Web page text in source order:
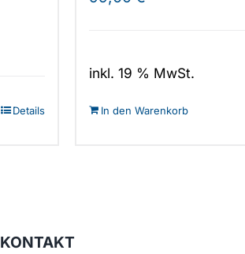
Details
inkl. 19 % MwSt.
In den Warenkorb
KONTAKT